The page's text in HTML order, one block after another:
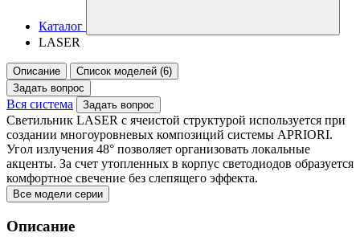
Каталог
LASER
Описание
Список моделей (6)
Задать вопрос
Вся система Задать вопрос
Светильник LASER с ячеистой структурой используется при
создании многоуровневых композиций системы APRIORI.
Угол излучения 48° позволяет организовать локальные
акценты. За счет утопленных в корпус светодиодов образуется
комфортное свечение без слепящего эффекта.
Все модели серии
Описание